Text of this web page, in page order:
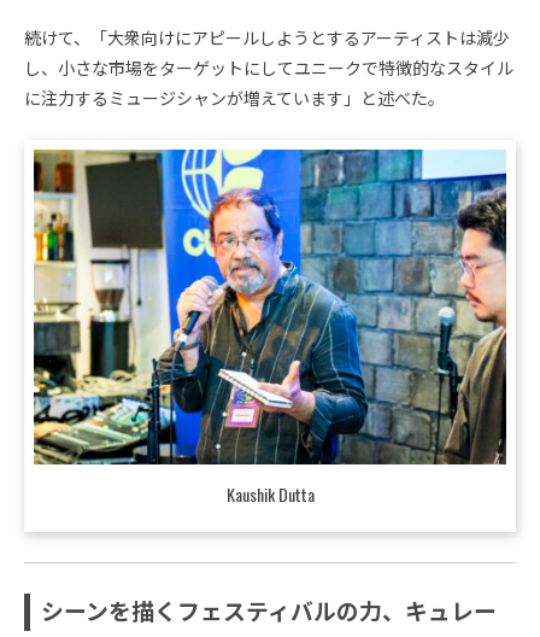
続けて、「大衆向けにアピールしようとするアーティストは減少
し、小さな市場をターゲットにしてユニークで特徴的なスタイル
に注力するミュージシャンが増えています」と述べた。
Kaushik Dutta
シーンを描くフェスティバルの力、キュレー